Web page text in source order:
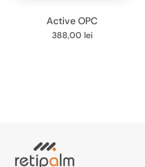
Active OPC
388,00 lei